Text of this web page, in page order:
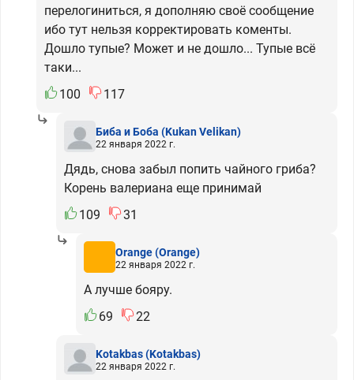
перелогиниться, я дополняю своё сообщение
ибо тут нельзя корректировать коменты.
Дошло тупые? Может и не дошло... Тупые всё
таки...
100
117
Биба и Боба (Kukan Velikan)
22 января 2022 г.
Дядь, снова забыл попить чайного гриба?
Корень валериана еще принимай
109
31
Orange(Orange)
22 января 2022 г.
А лучше бояру.
69
22
Kotakbas(Kotakbas)
22 января 2022 г.